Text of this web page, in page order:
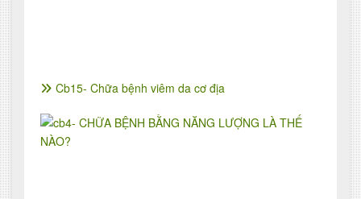
Cb15- Chữa bệnh viêm da cơ địa